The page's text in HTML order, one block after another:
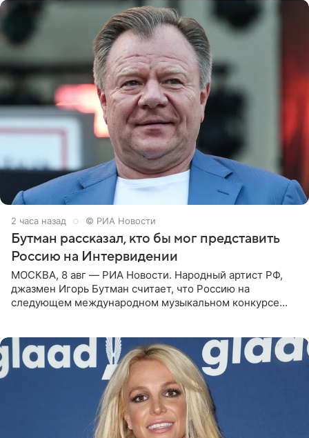
2 часа назад © РИА Новости
Бутман рассказал, кто бы мог представить
Россию на Интервидении
МОСКВА, 8 авг — РИА Новости. Народный артист РФ,
джазмен Игорь Бутман считает, что Россию на
следующем международном музыкальном конкурсе